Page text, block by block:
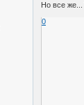
Но все же...
0